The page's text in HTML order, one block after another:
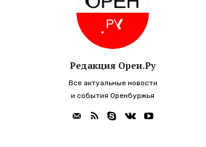
Редакция Орен.Ру
Все актуальные новости
и события Оренбуржья